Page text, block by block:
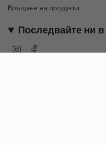
Връщане на продукти
Последвайте ни
Instagram